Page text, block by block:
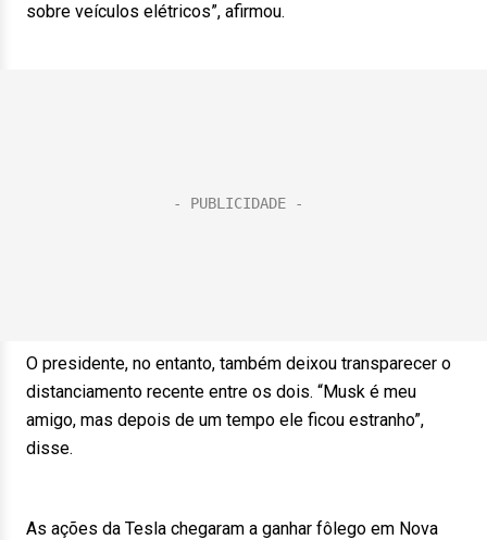
sobre veículos elétricos”, afirmou.
O presidente, no entanto, também deixou transparecer o
distanciamento recente entre os dois. “Musk é meu
amigo, mas depois de um tempo ele ficou estranho”,
disse.
As ações da Tesla chegaram a ganhar fôlego em Nova